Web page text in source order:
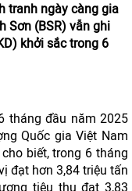
tranh ngày càng gia
Sơn (BSR) vẫn ghi
khởi sắc trong 6
tháng đầu năm 2025
Quốc gia Việt Nam
biết, trong 6 tháng
đạt hơn 3,84 triệu tấn
tiêu thụ đạt 3,83